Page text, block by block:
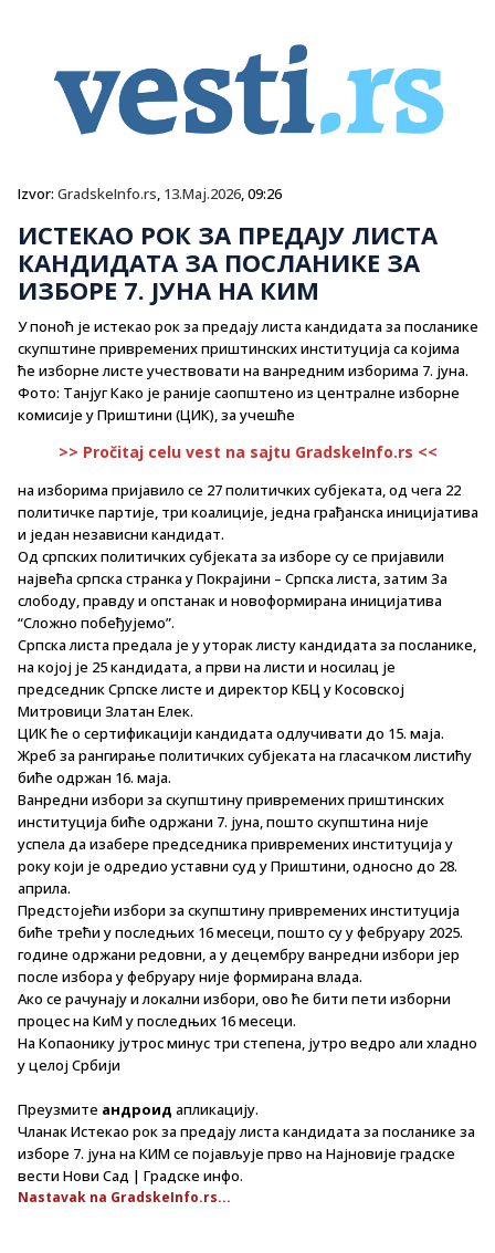
Izvor: GradskeInfo.rs, 13.Maj.2026, 09:26
ИСТЕКАО РОК ЗА ПРЕДАЈУ ЛИСТА
КАНДИДАТА ЗА ПОСЛАНИКЕ ЗА
ИЗБОРЕ 7. ЈУНА НА КИМ
У поноћ је истекао рок за предају листа кандидата за посланике
скупштине привремених приштинских институција са којима
ће изборне листе учествовати на ванредним изборима 7. јуна.
Фото: Танјуг Како је раније саопштено из централне изборне
комисије у Приштини (ЦИК), за учешће
>> Pročitaj celu vest na sajtu GradskeInfo.rs <<
на изборима пријавило се 27 политичких субјеката, од чега 22
политичке партије, три коалиције, једна грађанска иницијатива
и један независни кандидат.
Од српских политичких субјеката за изборе су се пријавили
највећа српска странка у Покрајини – Српска листа, затим За
слободу, правду и опстанак и новоформирана иницијатива
“Сложно побеђујемо”.
Српска листа предала је у уторак листу кандидата за посланике,
на којој је 25 кандидата, а први на листи и носилац је
председник Српске листе и директор КБЦ у Косовској
Митровици Златан Елек.
ЦИК ће о сертификацији кандидата одлучивати до 15. маја.
Жреб за рангирање политичких субјеката на гласачком листићу
биће одржан 16. маја.
Ванредни избори за скупштину привремених приштинских
институција биће одржани 7. јуна, пошто скупштина није
успела да изабере председника привремених институција у
року који је одредио уставни суд у Приштини, односно до 28.
априла.
Предстојећи избори за скупштину привремених институција
биће трећи у последњих 16 месеци, пошто су у фебруару 2025.
године одржани редовни, а у децембру ванредни избори јер
после избора у фебруару није формирана влада.
Ако се рачунају и локални избори, ово ће бити пети изборни
процес на КиМ у последњих 16 месеци.
На Копаонику јутрос минус три степена, јутро ведро али хладно
у целој Србији
Преузмите андроид апликацију.
Чланак Истекао рок за предају листа кандидата за посланике за
изборе 7. јуна на КИМ се појављује прво на Најновије градске
вести Нови Сад | Градске инфо.
Nastavak na GradskeInfo.rs...